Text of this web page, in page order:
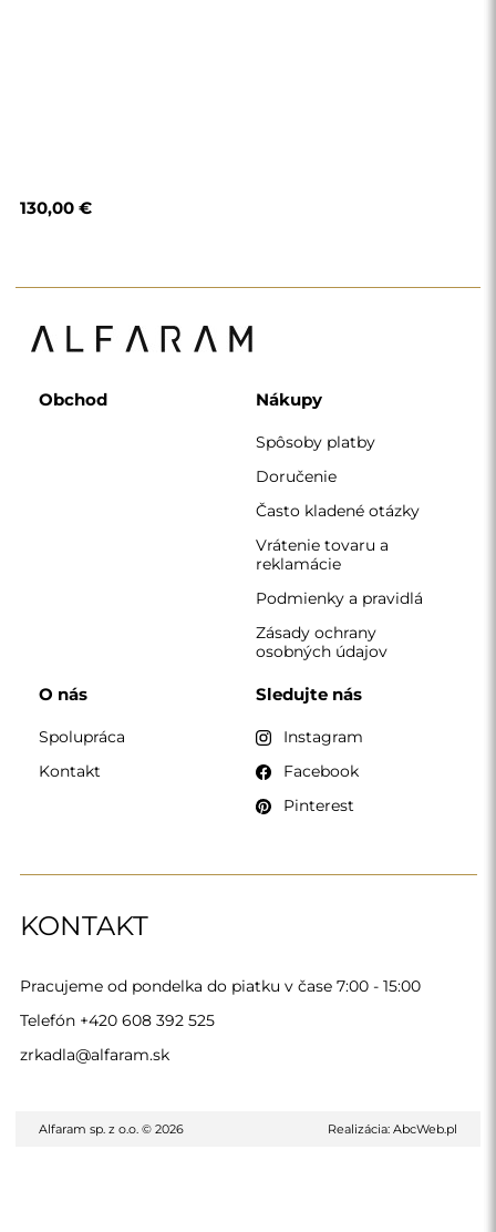
130,00 €
KONTAKT
Pracujeme od pondelka do piatku v čase 7:00 - 15:00
Telefón +420 608 392 525
zrkadla@alfaram.sk
Obchod Nákupy
Spôsoby platby
Doručenie
Často kladené otázky
Vrátenie tovaru a
reklamácie
Podmienky a pravidlá
Zásady ochrany
osobných údajov
O nás
Spolupráca
Kontakt
Sledujte nás
Instagram
Facebook
Pinterest
Alfaram sp. z o.o. © 2026 Realizácia: AbcWeb.pl